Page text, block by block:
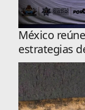
México
estrategias